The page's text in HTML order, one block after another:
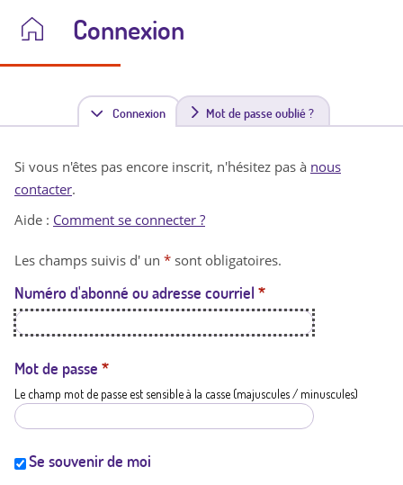
Connexion
Connexion(
n
t
a
t
i
Mot de passe oublié ?
Si vous n'êtes pas encore inscrit, n'hésitez pas à nous
contacter.
Aide : Comment se connecter ?
Les champs suivis d' un * sont obligatoires.
Numéro d'abonné ou adresse courriel *
Mot de passe *
Le champ mot de passe est sensible à la casse (majuscules / minuscules)
Se souvenir de moi